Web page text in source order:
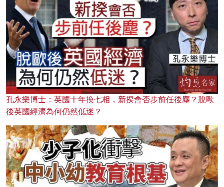
孔永樂博士：英國十年換七相，新揆會否步前任後塵？脫歐
後英國經濟為何仍然低迷？